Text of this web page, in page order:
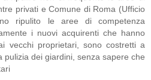
privati e Comune di Roma (Ufficio
ripulito le aree di competenza
i nuovi acquirenti che hanno
vecchi proprietari, sono costretti a
pulizia dei giardini, senza sapere che